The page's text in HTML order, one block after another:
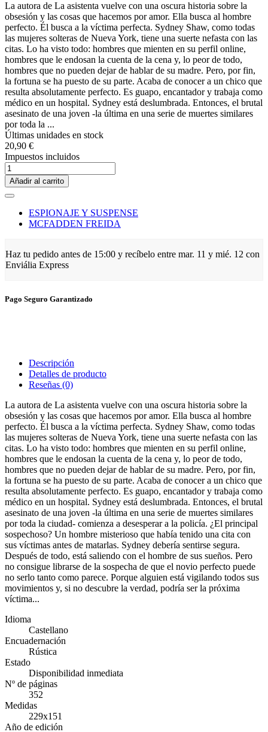
La autora de La asistenta vuelve con una oscura historia sobre la
obsesión y las cosas que hacemos por amor. Ella busca al hombre
perfecto. Él busca a la víctima perfecta. Sydney Shaw, como todas
las mujeres solteras de Nueva York, tiene una suerte nefasta con las
citas. Lo ha visto todo: hombres que mienten en su perfil online,
hombres que le endosan la cuenta de la cena y, lo peor de todo,
hombres que no pueden dejar de hablar de su madre. Pero, por fin,
la fortuna se ha puesto de su parte. Acaba de conocer a un chico que
resulta absolutamente perfecto. Es guapo, encantador y trabaja como
médico en un hospital. Sydney está deslumbrada. Entonces, el brutal
asesinato de una joven -la última en una serie de muertes similares
por toda la ...
Últimas unidades en stock
20,90 €
Impuestos incluidos
Añadir al carrito
ESPIONAJE Y SUSPENSE
MCFADDEN FREIDA
Haz tu pedido antes de 15:00 y recíbelo entre mar. 11 y mié. 12 con
Enviália Express
Pago Seguro Garantizado
Descripción
Detalles de producto
Reseñas (0)
La autora de La asistenta vuelve con una oscura historia sobre la
obsesión y las cosas que hacemos por amor. Ella busca al hombre
perfecto. Él busca a la víctima perfecta. Sydney Shaw, como todas
las mujeres solteras de Nueva York, tiene una suerte nefasta con las
citas. Lo ha visto todo: hombres que mienten en su perfil online,
hombres que le endosan la cuenta de la cena y, lo peor de todo,
hombres que no pueden dejar de hablar de su madre. Pero, por fin,
la fortuna se ha puesto de su parte. Acaba de conocer a un chico que
resulta absolutamente perfecto. Es guapo, encantador y trabaja como
médico en un hospital. Sydney está deslumbrada. Entonces, el brutal
asesinato de una joven -la última en una serie de muertes similares
por toda la ciudad- comienza a desesperar a la policía. ¿El principal
sospechoso? Un hombre misterioso que había tenido una cita con
sus víctimas antes de matarlas. Sydney debería sentirse segura.
Después de todo, está saliendo con el hombre de sus sueños. Pero
no consigue librarse de la sospecha de que el novio perfecto puede
no serlo tanto como parece. Porque alguien está vigilando todos sus
movimientos y, si no descubre la verdad, podría ser la próxima
víctima...
Idioma
Castellano
Encuadernación
Rústica
Estado
Disponibilidad inmediata
Nº de páginas
352
Medidas
229x151
Año de edición